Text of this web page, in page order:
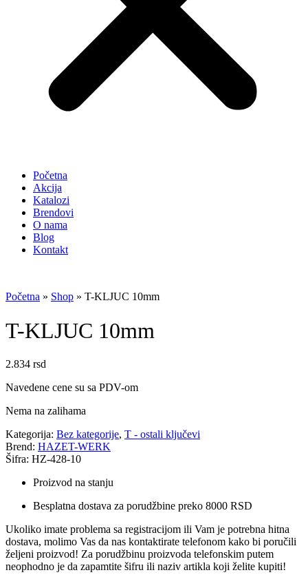
Početna
Akcija
Katalozi
Brendovi
O nama
Blog
Kontakt
Početna » Shop » T-KLJUC 10mm
T-KLJUC 10mm
2.834 rsd
Navedene cene su sa PDV-om
Nema na zalihama
Kategorija: Bez kategorije, T - ostali ključevi
Brend: HAZET-WERK
Šifra: HZ-428-10
Proizvod na stanju
Besplatna dostava za porudžbine preko 8000 RSD
Ukoliko imate problema sa registracijom ili Vam je potrebna hitna
dostava, molimo Vas da nas kontaktirate telefonom kako bi poručili
željeni proizvod! Za porudžbinu proizvoda telefonskim putem
neophodno je da zapamtite šifru ili naziv artikla koji želite kupiti!